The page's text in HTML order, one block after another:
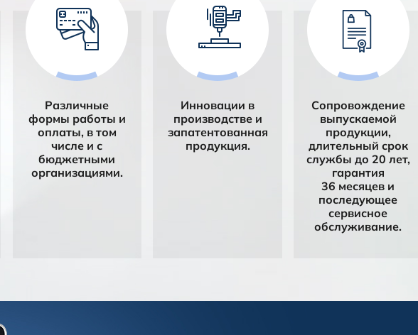
Различные
формы работы и
оплаты, в том
числе и с
бюджетными
организациями.
Инновации в
производстве и
запатентованная
продукция.
Сопровождение
выпускаемой
продукции,
длительный срок
службы до 20 лет,
гарантия
36 месяцев и
последующее
сервисное
обслуживание.